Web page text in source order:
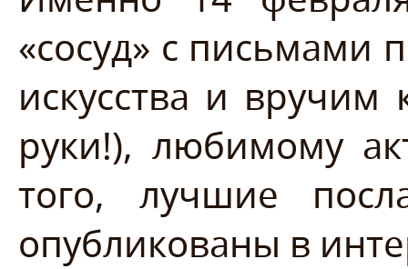
«сосуд» с письмами
искусства и вручим
руки!), любимому
того, лучшие
опубликованы в